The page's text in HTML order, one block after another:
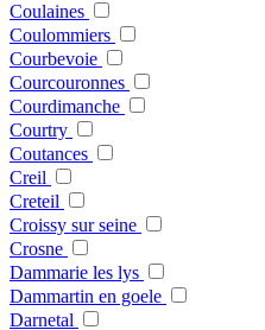
Coulaines
Coulommiers
Courbevoie
Courcouronnes
Courdimanche
Courtry
Coutances
Creil
Creteil
Croissy sur seine
Crosne
Dammarie les lys
Dammartin en goele
Darnetal